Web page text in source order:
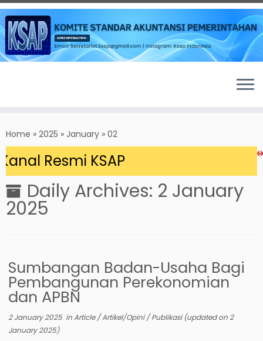
to
content
Home » 2025 » January » 02
Resmi KSAP
Daily Archives: 2 January
2025
Sumbangan Badan-Usaha Bagi
Pembangunan Perekonomian
dan APBN
2 January 2025inArticle/Artikel/Opini/Publikasi(updated on2
January 2025)